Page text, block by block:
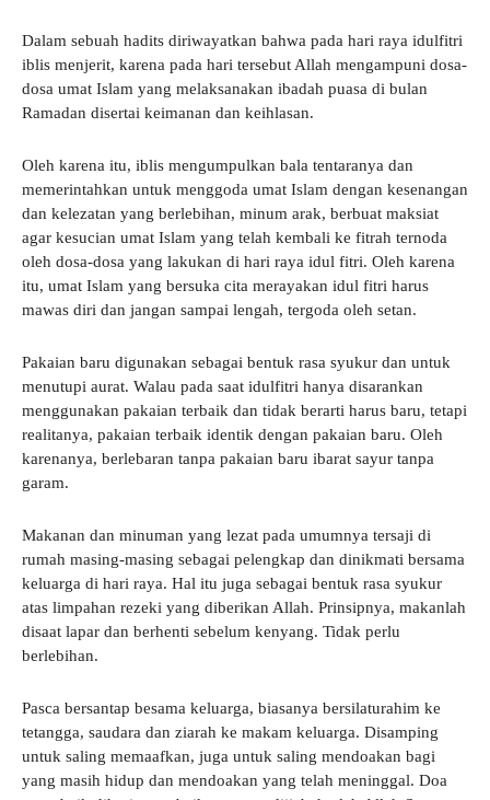
Dalam sebuah hadits diriwayatkan bahwa pada hari raya idulfitri
iblis menjerit, karena pada hari tersebut Allah mengampuni dosa-
dosa umat Islam yang melaksanakan ibadah puasa di bulan
Ramadan disertai keimanan dan keihlasan.
Oleh karena itu, iblis mengumpulkan bala tentaranya dan
memerintahkan untuk menggoda umat Islam dengan kesenangan
dan kelezatan yang berlebihan, minum arak, berbuat maksiat
agar kesucian umat Islam yang telah kembali ke fitrah ternoda
oleh dosa-dosa yang lakukan di hari raya idul fitri. Oleh karena
itu, umat Islam yang bersuka cita merayakan idul fitri harus
mawas diri dan jangan sampai lengah, tergoda oleh setan.
Pakaian baru digunakan sebagai bentuk rasa syukur dan untuk
menutupi aurat. Walau pada saat idulfitri hanya disarankan
menggunakan pakaian terbaik dan tidak berarti harus baru, tetapi
realitanya, pakaian terbaik identik dengan pakaian baru. Oleh
karenanya, berlebaran tanpa pakaian baru ibarat sayur tanpa
garam.
Makanan dan minuman yang lezat pada umumnya tersaji di
rumah masing-masing sebagai pelengkap dan dinikmati bersama
keluarga di hari raya. Hal itu juga sebagai bentuk rasa syukur
atas limpahan rezeki yang diberikan Allah. Prinsipnya, makanlah
disaat lapar dan berhenti sebelum kenyang. Tidak perlu
berlebihan.
Pasca bersantap besama keluarga, biasanya bersilaturahim ke
tetangga, saudara dan ziarah ke makam keluarga. Disamping
untuk saling memaafkan, juga untuk saling mendoakan bagi
yang masih hidup dan mendoakan yang telah meninggal. Doa